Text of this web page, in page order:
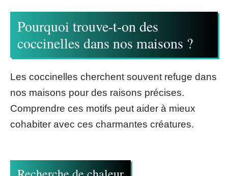
Pourquoi trouve-t-on des
coccinelles dans nos maisons ?
Les coccinelles cherchent souvent refuge dans
nos maisons pour des raisons précises.
Comprendre ces motifs peut aider à mieux
cohabiter avec ces charmantes créatures.